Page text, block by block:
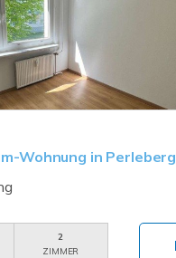
Wohnung in Perleberg
2
ZIMMER